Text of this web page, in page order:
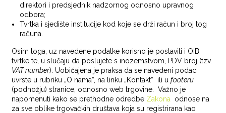
direktori i predsjednik nadzornog odnosno upravnog
odbora;
Tvrtka i sjedište institucije kod koje se drži račun i broj tog
računa.
Osim toga, uz navedene podatke korisno je postaviti i OIB
tvrtke te, u slučaju da poslujete s inozemstvom, PDV broj (tzv.
VAT number). Uobičajena je praksa da se navedeni podaci
uvrste u rubriku „O nama“, na linku „Kontakt“ ili ufooteru
(podnožju) stranice, odnosno web trgovine. Važno je
napomenuti kako se prethodne odredbe Zakona odnose na
za sve oblike trgovačkih društava koja su registrirana kao